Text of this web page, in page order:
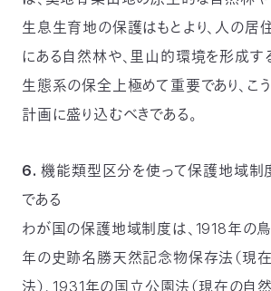
生息生育地の保護はもとより、人の
にある自然林や、里山的環境を形成す
生態系の保全上極めて重要であり、こ
計画に盛り込むべきである。
6. 機能類型区分を使って保護地域制
である
わが国の保護地域制度は、1918年の
年の史跡名勝天然記念物保存法（現
法）、1931年の国立公園法（現在の自